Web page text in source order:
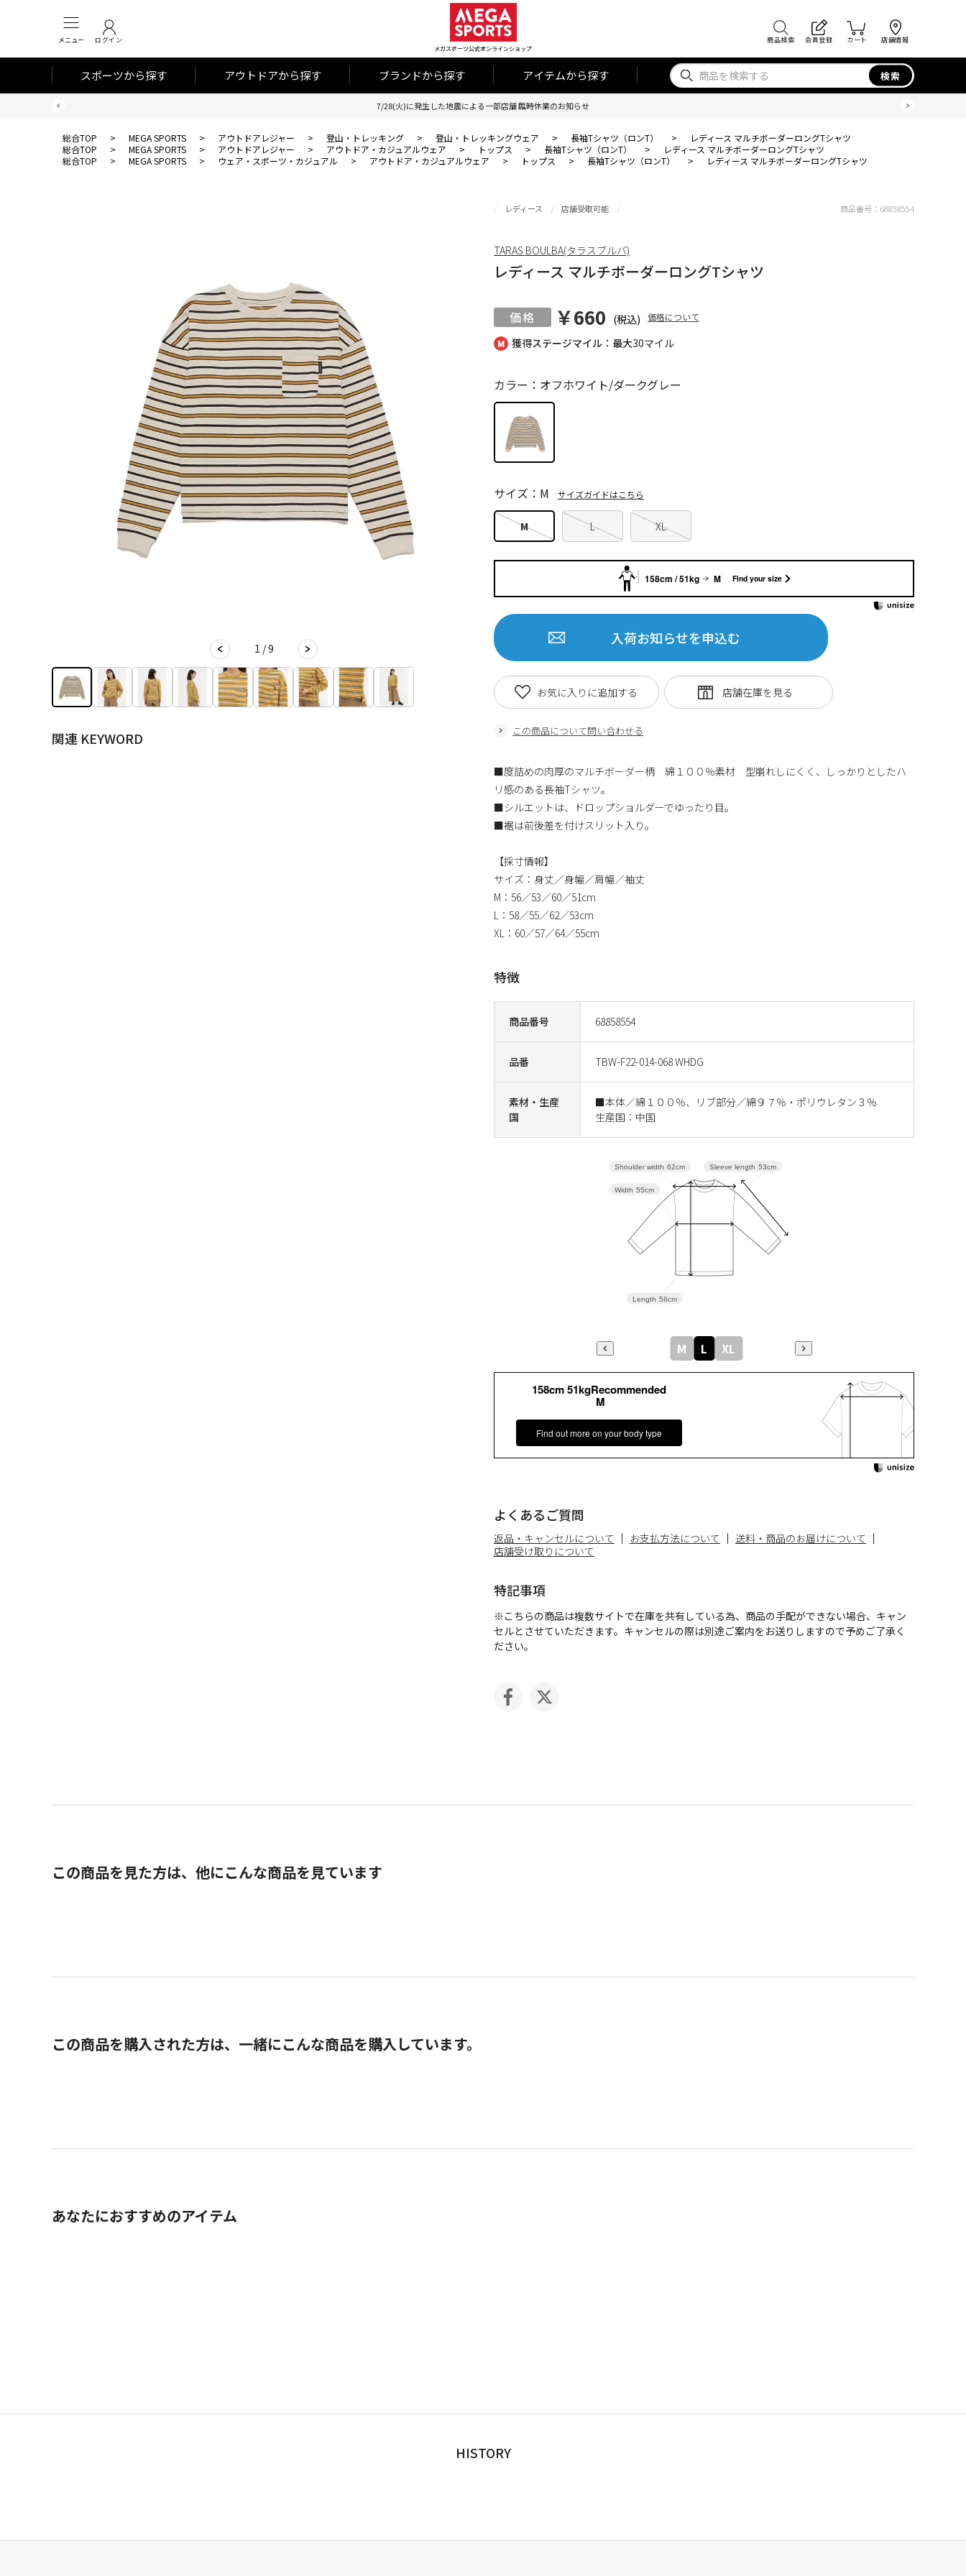
メニュー ログイン
メガスポーツ公式オンラインショップ
商品検索 会員登録 カート 店舗情報
スポーツから探す アウトドアから探す ブランドから探す アイテムから探す 検索
7/28(火)に発生した地震による一部店舗 臨時休業のお知らせ
総合TOP > MEGA SPORTS > アウトドアレジャー > 登山・トレッキング > 登山・トレッキングウェア > 長袖Tシャツ（ロンT） >
レディース マルチボーダーロングTシャツ
総合TOP
> MEGA SPORTS > アウトドアレジャー > アウトドア・カジュアルウェア > トップス > 長袖Tシャツ（ロンT） >
レディース マルチボーダーロングTシャツ
総合TOP
> MEGA SPORTS > ウェア・スポーツ・カジュアル > アウトドア・カジュアルウェア > トップス > 長袖Tシャツ（ロンT） > レディース マルチボーダーロングTシャツ
1 / 9
関連 KEYWORD
獲得ステージマイル：最大30マイル
レディース 店舗受取可能
レディース マルチボーダーロングTシャツ
￥660 (税込) 価格について
商品番号 68858554
品番 TBW-F22-014-068 WHDG
素材・生産
国
■本体／綿１００％、リブ部分／綿９７％・ポリウレタン３％
生産国：中国
カラー：オフホワイト/ダークグレー
M L XL
サイズ：M サイズガイドはこちら
入荷お知らせを申込む
この商品について問い合わせる
お気に入りに追加する
商品番号： 68858554
TARAS BOULBA(タラスブルバ)
■度詰めの肉厚のマルチボーダー柄 綿１００％素材 型崩れしにくく、しっかりとしたハ
リ感のある長袖Tシャツ。
■シルエットは、ドロップショルダーでゆったり目。
■裾は前後差を付けスリット入り。
【採寸情報】
サイズ：身丈／身幅／肩幅／袖丈
M：56／53／60／51cm
L：58／55／62／53cm
XL：60／57／64／55cm
特徴
よくあるご質問
返品・キャンセルについて お支払方法について
送料・商品のお届けについて
店舗受け取りについて
特記事項
※こちらの商品は複数サイトで在庫を共有している為、商品の手配ができない場合、キャン
セルとさせていただきます。キャンセルの際は別途ご案内をお送りしますので予めご了承く
ださい。
158cm / 51kg M Find your size
158cm 51kgRecommended
M
Find out more on your body type
Sleeve length 53cm
Length 58cm
Width 55cm
Shoulder width 62cm
M L XL
この商品を見た方は、他にこんな商品を見ています
この商品を購入された方は、一緒にこんな商品を購入しています。
あなたにおすすめのアイテム
HISTORY